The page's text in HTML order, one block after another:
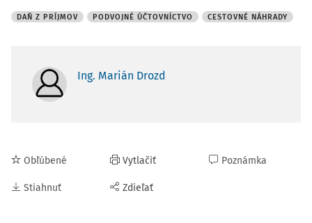
DAŇ Z PRÍJMOV PODVOJNÉ ÚČTOVNÍCTVO CESTOVNÉ NÁHRADY
Ing. Marián Drozd
Obľúbené
Stiahnuť
Vytlačiť
Zdieľať
Poznámka